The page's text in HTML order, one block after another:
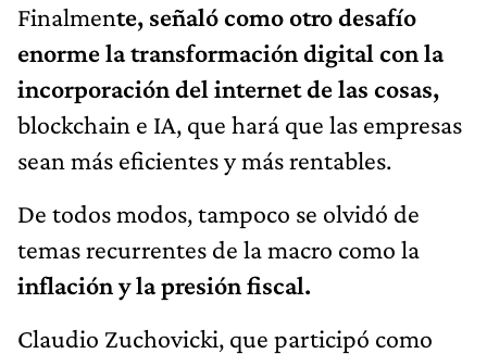
Finalmente, señaló como otro desafío
enorme la transformación digital con la
incorporación del internet de las cosas,
blockchain e IA, que hará que las empresas
sean más eficientes y más rentables.
De todos modos, tampoco se olvidó de
temas recurrentes de la macro como la
inflación y la presión fiscal.
Claudio Zuchovicki, que participó como